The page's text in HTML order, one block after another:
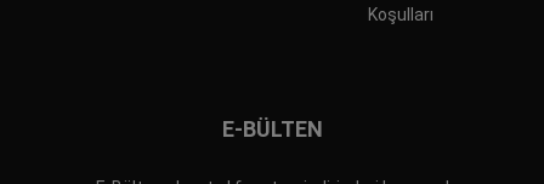
Koşulları
E-BÜLTEN